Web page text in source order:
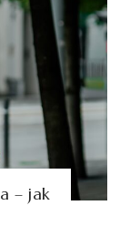
– jak